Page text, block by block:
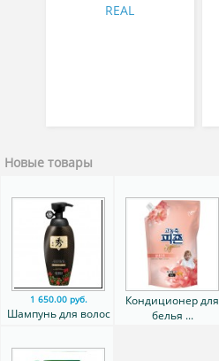
REAL
Новые товары
1 650.00 руб.
Шампунь для волос
Кондиционер для
белья ...